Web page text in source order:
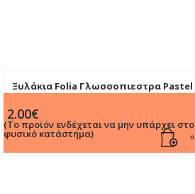
Ξυλάκια Folia Γλωσσοπιεστρα Pastel
2.00€
(Το προϊόν ενδέχεται να μην υπάρχει στο
φυσικό κατάστημα)